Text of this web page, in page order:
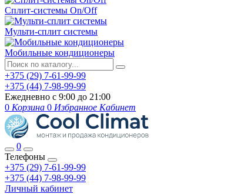
Сплит-системы On/Off
Мульти-сплит системы
Мобильные кондиционеры
+375 (29) 7-61-99-99
+375 (44) 7-98-99-99
Ежедневно с 9:00 до 21:00
0 Корзина 0 Избранное Кабинет
0
Телефоны
+375 (29) 7-61-99-99
+375 (44) 7-98-99-99
Личный кабинет